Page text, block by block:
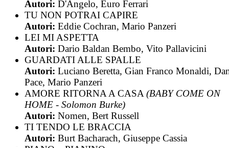
Autori: D'Angelo, Euro Ferrari
TU NON POTRAI CAPIRE
Autori: Eddie Cochran, Mario Panzeri
LEI MI ASPETTA
Autori: Dario Baldan Bembo, Vito Pallavicini
GUARDATI ALLE SPALLE
Autori: Luciano Beretta, Gian Franco Monaldi,
Pace, Mario Panzeri
AMORE RITORNA A CASA(BABY COME ON
HOME - Solomon Burke)
Autori: Nomen, Bert Russell
TI TENDO LE BRACCIA
Autori: Burt Bacharach, Giuseppe Cassia